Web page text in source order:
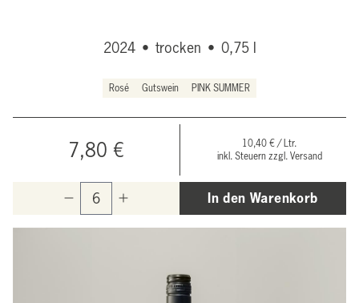
2024 • trocken • 0,75 l
Rosé Gutswein PINK SUMMER
7,80 €
10,40 € / Ltr.
inkl. Steuern zzgl. Versand
In den Warenkorb